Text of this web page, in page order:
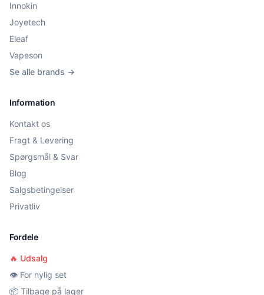
Innokin
Joyetech
Eleaf
Vapeson
Se alle brands →
Information
Kontakt os
Fragt & Levering
Spørgsmål & Svar
Blog
Salgsbetingelser
Privatliv
Fordele
🔥 Udsalg
👁️ For nylig set
📦 Tilbage på lager